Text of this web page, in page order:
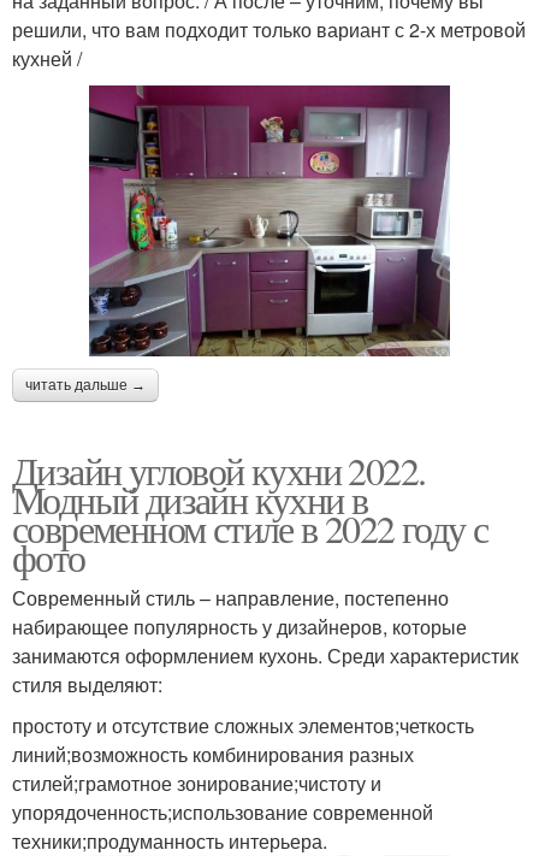
решили, что вам подходит только вариант с 2-х метровой
кухней /
читать дальше →
Дизайн угловой кухни 2022.
Модный дизайн кухни в
современном стиле в 2022 году с
фото
Современный стиль – направление, постепенно
набирающее популярность у дизайнеров, которые
занимаются оформлением кухонь. Среди характеристик
стиля выделяют:
простоту и отсутствие сложных элементов;четкость
линий;возможность комбинирования разных
стилей;грамотное зонирование;чистоту и
упорядоченность;использование современной
техники;продуманность интерьера.